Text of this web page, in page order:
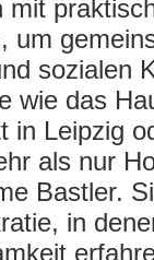
mit
um
sozialen
wie das
in Leipzig
als nur
Bastler.
in